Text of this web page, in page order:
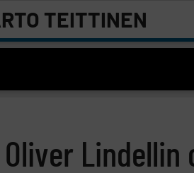
TEITTINEN
Lindellin